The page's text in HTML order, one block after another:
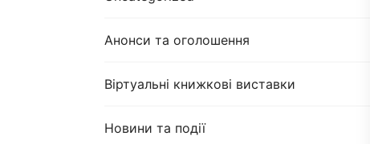
Анонси та оголошення
Віртуальні книжкові виставки
Новини та події